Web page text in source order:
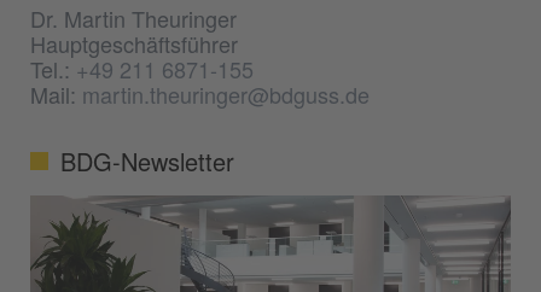
Dr. Martin Theuringer
Hauptgeschäftsführer
Tel.:+49 211 6871-155
Mail: martin.theuringer@bdguss.de
BDG-Newsletter